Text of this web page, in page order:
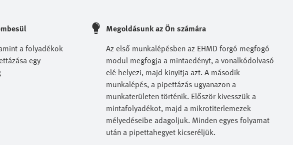
a folyadékok
egy
Megoldásunk az Ön számára
Az első munkalépésben az EHMD forgó megfogó
modul megfogja a mintaedényt, a vonalkódolvasó
elé helyezi, majd kinyitja azt. A második
munkalépés, a pipettázás ugyanazon a
munkaterületen történik. Először kivesszük a
mintafolyadékot, majd a mikrotiterlemezek
mélyedéseibe adagoljuk. Minden egyes folyamat
után a pipettahegyet kicseréljük.